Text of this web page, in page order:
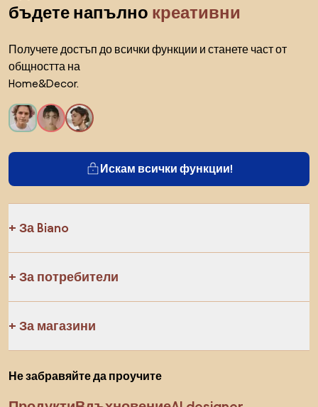
бъдете напълно креативни
Получете достъп до всички функции и станете част от
общността на
Home&Decor.
Искам всички функции!
За Biano
За потребители
За магазини
Не забравяйте да проучите